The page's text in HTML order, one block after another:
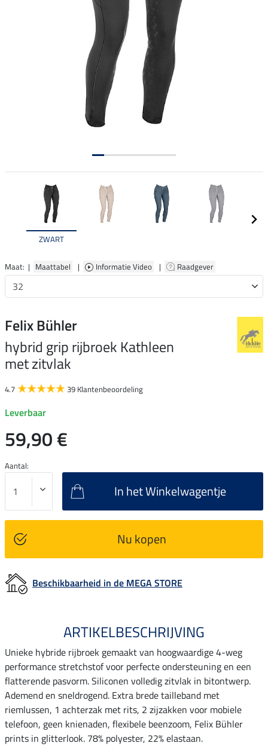
ZWART
Maat: | Maattabel | Informatie Video | Raadgever
Felix Bühler
hybrid grip rijbroek Kathleen
met zitvlak
4.7 39 Klantenbeoordeling
Leverbaar
59,90 €
Aantal:
In het Winkelwagentje
Nu kopen
Beschikbaarheid in de MEGA STORE
ARTIKELBESCHRIJVING
Unieke hybride rijbroek gemaakt van hoogwaardige 4-weg
performance stretchstof voor perfecte ondersteuning en een
flatterende pasvorm. Siliconen volledig zitvlak in bitontwerp.
Ademend en sneldrogend. Extra brede tailleband met
riemlussen, 1 achterzak met rits, 2 zijzakken voor mobiele
telefoon, geen knienaden, flexibele beenzoom, Felix Bühler
prints in glitterlook. 78% polyester, 22% elastaan.